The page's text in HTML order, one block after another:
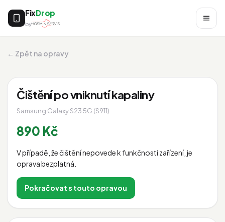
FixDrop
by
← Zpět na opravy
Čištění po vniknutí kapaliny
Samsung Galaxy S23 5G (S911)
890 Kč
V případě, že čištění nepovede k funkčnosti zařízení, je
oprava bezplatná.
Pokračovat s touto opravou